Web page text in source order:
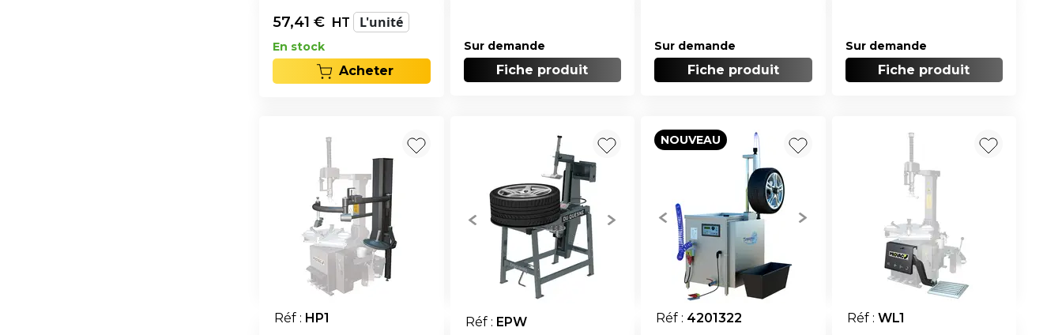
57,41 € HT L'unité
En stock
Acheter
Sur demande
Fiche produit
Sur demande
Fiche produit
Sur demande
Fiche produit
Réf : HP1
Réf : EPW
NOUVEAU
Réf : 4201322
Réf : WL1